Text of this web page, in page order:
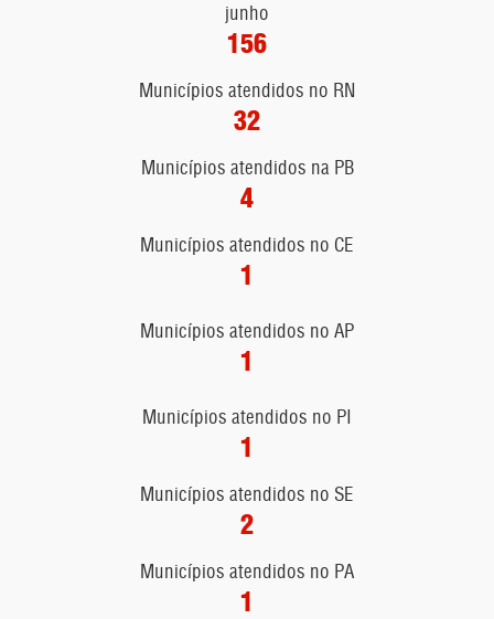
junho
156
Municípios atendidos no RN
32
Municípios atendidos na PB
4
Municípios atendidos no CE
1
Municípios atendidos no AP
1
Municípios atendidos no PI
1
Municípios atendidos no SE
2
Municípios atendidos no PA
1